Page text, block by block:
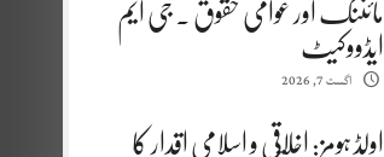
مائننگ اور عوامی حقوق . جی ایم
ایڈووکیٹ
اگست 7, 2026
اولڈ ہومز: اخلاقی و اسلامی اقدار کا